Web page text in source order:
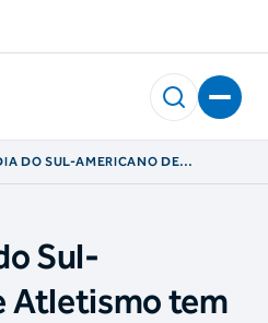
DO SUL-AMERICANO DE
Sul-
Atletismo tem